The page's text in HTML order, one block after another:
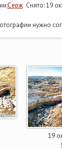
СержСнято: 19
нужно
19